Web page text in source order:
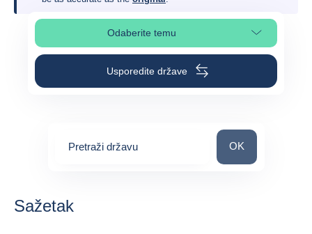
Odaberite temuOdaberite odjeljak na stranici
Usporedite države
Pretraži državu Pretraži državu
OK
Sažetak